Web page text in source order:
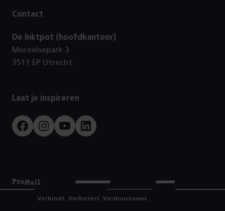
Contact
De Inktpot (hoofdkantoor)
Moreelsepark 3
3511 EP Utrecht
Laat je inspireren
FacebookInstagram
YoutubeLinkedIn
Prorail
Verbindt. Verbetert. Verduurzaamt.